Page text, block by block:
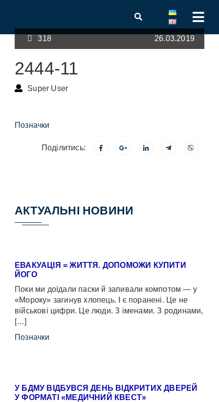
318 26.03.2019
2444-11
Super User
Позначки
Поділитись:
АКТУАЛЬНІ НОВИНИ
ЕВАКУАЦІЯ = ЖИТТЯ. ДОПОМОЖИ КУПИТИ
ЙОГО
Поки ми доїдали паски й запивали компотом — у
«Мороку» загинув хлопець. І є поранені. Це не
військові цифри. Це люди. З іменами. З родинами,
[…]
Позначки
У БДМУ ВІДБУВСЯ ДЕНЬ ВІДКРИТИХ ДВЕРЕЙ
У ФОРМАТІ «МЕДИЧНИЙ КВЕСТ»